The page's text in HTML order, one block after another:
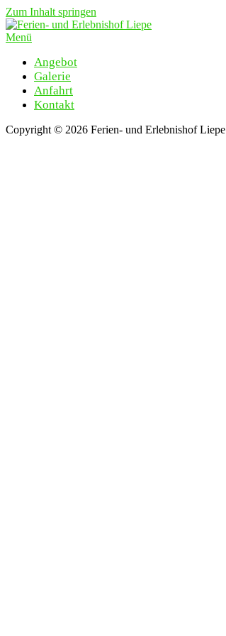
Zum Inhalt springen
Menü
Angebot
Galerie
Anfahrt
Kontakt
Copyright © 2026 Ferien- und Erlebnishof Liepe